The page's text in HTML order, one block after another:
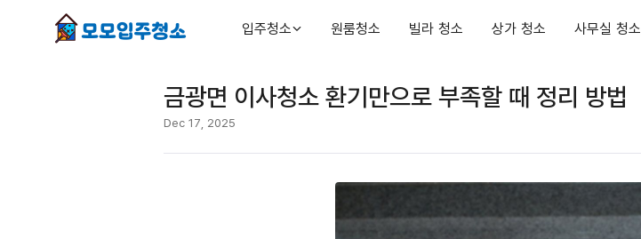
입주청소 원룸청소 빌라 청소 상가 청소 사무실 청소
금광면 이사청소 환기만으로 부족할 때 정리 방법
Dec 17, 2025